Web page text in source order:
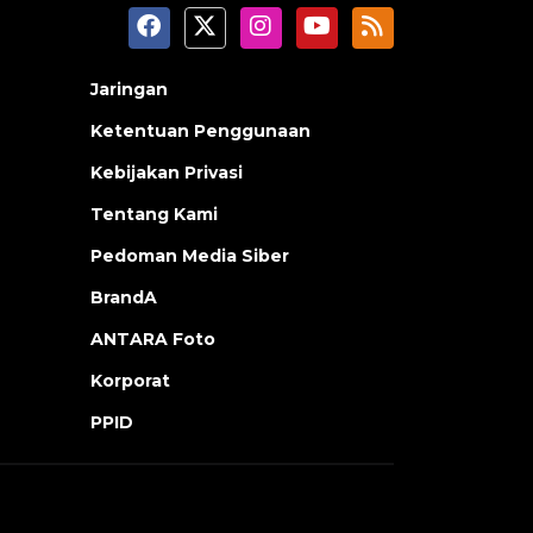
Jaringan
Ketentuan Penggunaan
Kebijakan Privasi
Tentang Kami
Pedoman Media Siber
BrandA
ANTARA Foto
Korporat
PPID